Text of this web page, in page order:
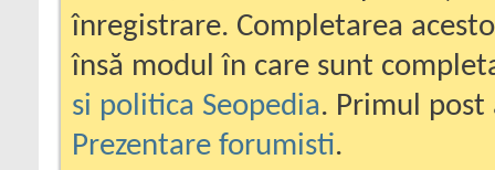
înregistrare. Completarea
însă modul în care sunt
si politica Seopedia. Primul
Prezentare forumisti.